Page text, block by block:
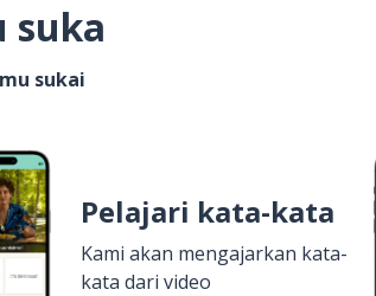
suka
sukai
Pelajari kata-kata
Kami akan mengajarkan kata-
kata dari video